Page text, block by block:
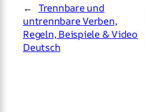
← Trennbare und
untrennbare Verben,
Regeln, Beispiele & Video
Deutsch